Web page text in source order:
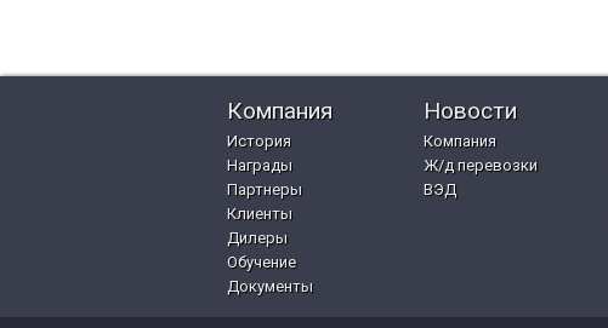
Компания
История
Награды
Партнеры
Клиенты
Дилеры
Обучение
Документы
Новости
Компания
Ж/д перевозки
ВЭД